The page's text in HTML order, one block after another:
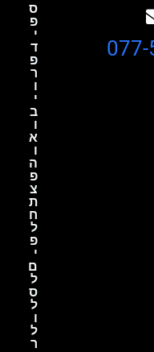
ס
פ
י
ד
פ
ר
ו
י
ב
ו
א
ו
ה
פ
צ
ת
ח
ל
פ
י
ם
ל
ס
ל
ו
ל
ר